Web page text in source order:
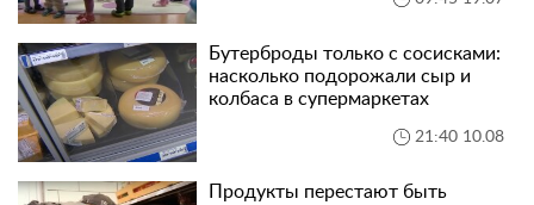
Бутерброды только с сосисками:
насколько подорожали сыр и
колбаса в супермаркетах
21:40 10.08
Продукты перестают быть